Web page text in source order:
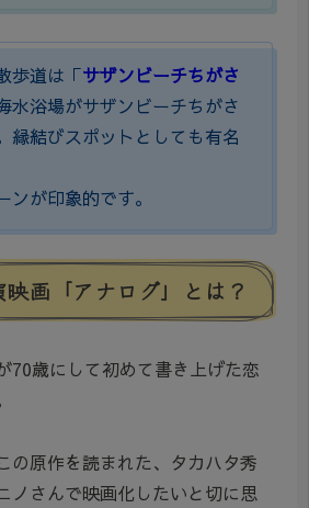
歩道は「サザンビーチちがさ
水浴場がサザンビーチちがさ
縁結びスポットとしても有名
が印象的です。
画「アナログ」とは？
70歳にして初めて書き上げた恋
の原作を読まれた、タカハタ秀
ノさんで映画化したいと切に思